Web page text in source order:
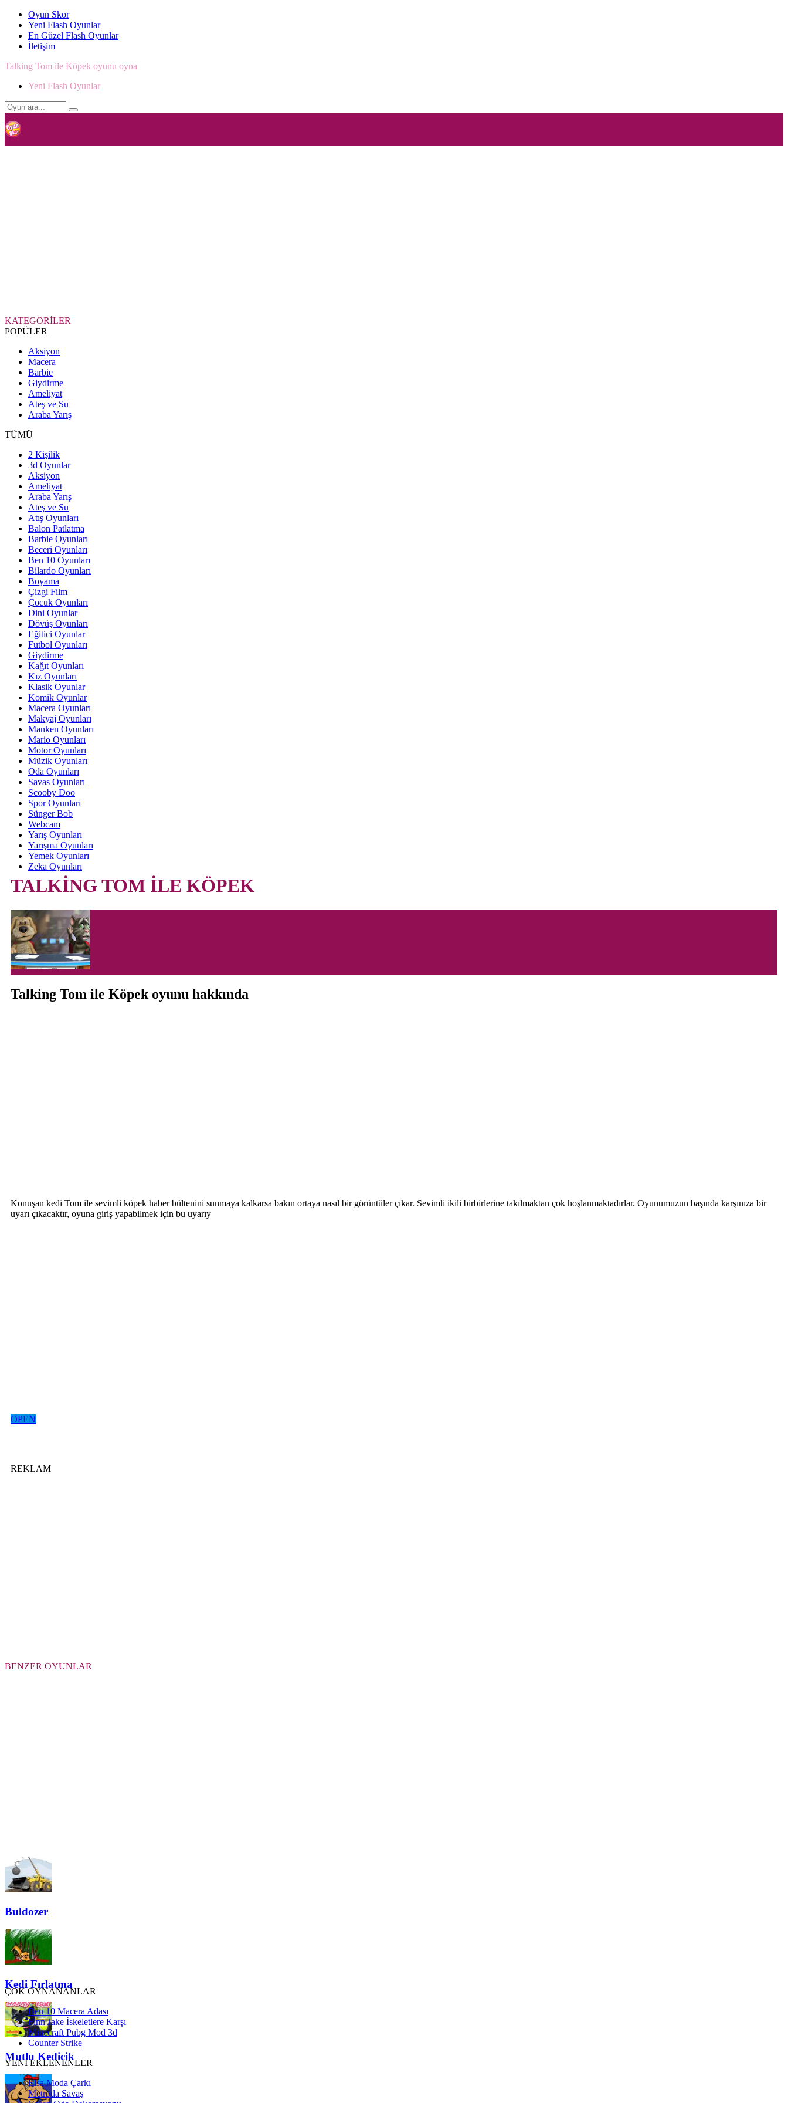
Oyun Skor
Yeni Flash Oyunlar
En Güzel Flash Oyunlar
İletişim
Talking Tom ile Köpek oyunu oyna
Yeni Flash Oyunlar
KATEGORİLER
POPÜLER
Aksiyon
Macera
Barbie
Giydirme
Ameliyat
Ateş ve Su
Araba Yarış
TÜMÜ
2 Kişilik
3d Oyunlar
Aksiyon
Ameliyat
Araba Yarış
Ateş ve Su
Atış Oyunları
Balon Patlatma
Barbie Oyunları
Beceri Oyunları
Ben 10 Oyunları
Bilardo Oyunları
Boyama
Çizgi Film
Çocuk Oyunları
Dini Oyunlar
Dövüş Oyunları
Eğitici Oyunlar
Futbol Oyunları
Giydirme
Kağıt Oyunları
Kız Oyunları
Klasik Oyunlar
Komik Oyunlar
Macera Oyunları
Makyaj Oyunları
Manken Oyunları
Mario Oyunları
Motor Oyunları
Müzik Oyunları
Oda Oyunları
Savas Oyunları
Scooby Doo
Spor Oyunları
Sünger Bob
Webcam
Yarış Oyunları
Yarışma Oyunları
Yemek Oyunları
Zeka Oyunları
TALKİNG TOM İLE KÖPEK
Talking Tom ile Köpek oyunu hakkında
Konuşan kedi Tom ile sevimli köpek haber bültenini sunmaya kalkarsa bakın ortaya nasıl bir görüntüler çıkar. Sevimli ikili birbirlerine takılmaktan çok hoşlanmaktadırlar. Oyunumuzun başında karşınıza bir
uyarı çıkacaktır, oyuna giriş yapabilmek için bu uyarıy
OPEN
REKLAM
BENZER OYUNLAR
Buldozer
Kedi Fırlatma
Mutlu Kedicik
ÇOK OYNANANLAR
Ben 10 Macera Adası
Finn Jake İskeletlere Karşı
Minecraft Pubg Mod 3d
Counter Strike
YENİ EKLENENLER
Elsa Moda Çarkı
Metroda Savaş